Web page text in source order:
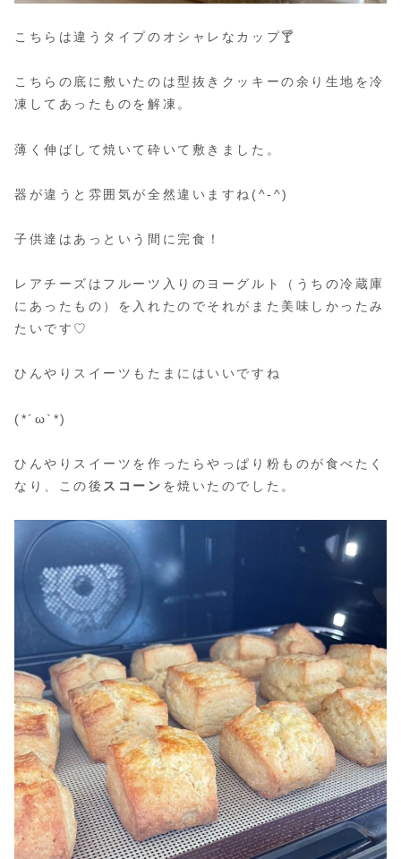
こちらは違うタイプのオシャレなカップ🍸
こちらの底に敷いたのは型抜きクッキーの余り生地を冷
凍してあったものを解凍。
薄く伸ばして焼いて砕いて敷きました。
器が違うと雰囲気が全然違いますね(^-^)
子供達はあっという間に完食！
レアチーズはフルーツ入りのヨーグルト（うちの冷蔵庫
にあったもの）を入れたのでそれがまた美味しかったみ
たいです♡
ひんやりスイーツもたまにはいいですね
(*´ω`*)
ひんやりスイーツを作ったらやっぱり粉ものが食べたく
なり、この後 スコーン を焼いたのでした。